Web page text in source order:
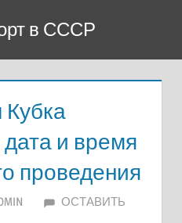
в СССР
и время
проведения
ОСТАВИТЬ